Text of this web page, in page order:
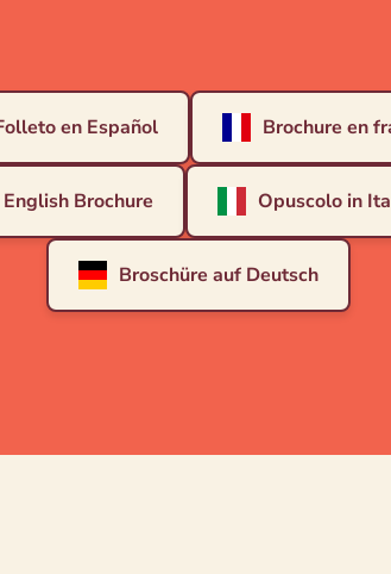
en Español Brochure en
English Brochure Opuscolo in
Broschüre auf Deutsch